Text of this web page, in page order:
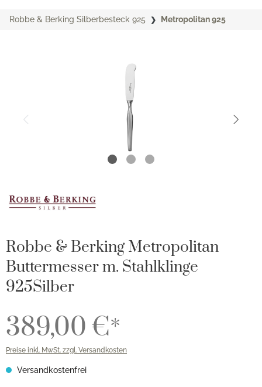
Robbe & Berking Silberbesteck 925 Metropolitan 925
Robbe & Berking Metropolitan
Buttermesser m. Stahlklinge
925Silber
389,00 €*
Preise inkl. MwSt. zzgl. Versandkosten
Versandkostenfrei